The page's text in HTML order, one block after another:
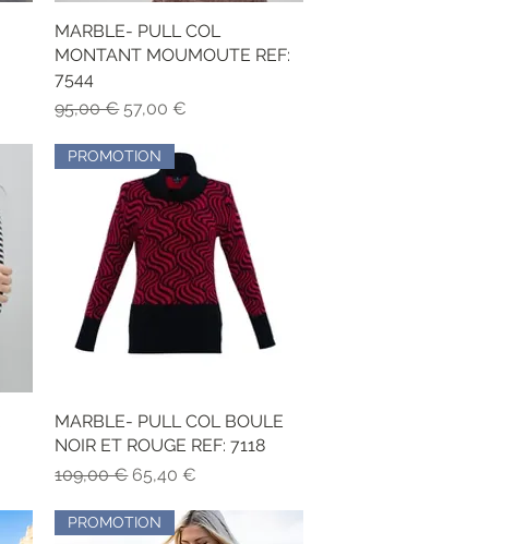
Vista rápida
MARBLE- PULL COL
MONTANT MOUMOUTE REF:
7544
Precio
95,00 € Precio de oferta
57,00 €
Vista rápida
PROMOTION
MARBLE- PULL COL BOULE
NOIR ET ROUGE REF: 7118
Precio
109,00 € Precio de oferta
65,40 €
PROMOTION